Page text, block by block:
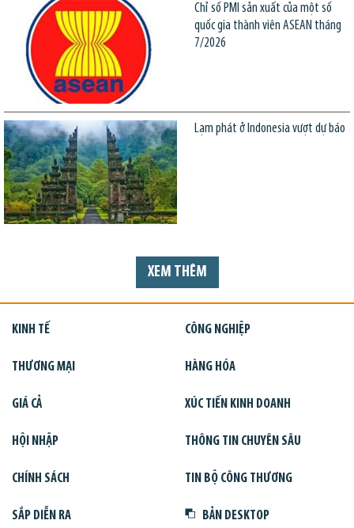
Chỉ số PMI sản xuất của một số
quốc gia thành viên ASEAN tháng
7/2026
Lạm phát ở Indonesia vượt dự báo
XEM THÊM
KINH TẾ CÔNG NGHIỆP
THƯƠNG MẠI HÀNG HÓA
GIÁ CẢ XÚC TIẾN KINH DOANH
HỘI NHẬP THÔNG TIN CHUYÊN SÂU
CHÍNH SÁCH TIN BỘ CÔNG THƯƠNG
SẮP DIỄN RA BẢN DESKTOP